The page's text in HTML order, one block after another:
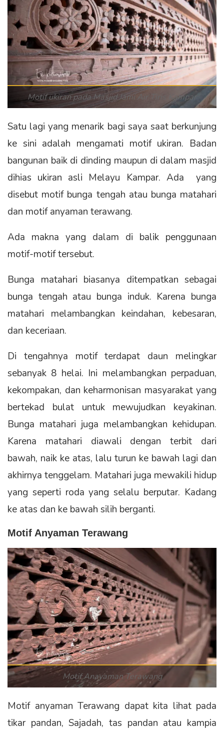
Motif ukiran pada Masjid Jami Air Tiris Kampar
Satu lagi yang menarik bagi saya saat berkunjung
ke sini adalah mengamati motif ukiran. Badan
bangunan baik di dinding maupun di dalam masjid
dihias ukiran asli Melayu Kampar. Ada yang
disebut motif bunga tengah atau bunga matahari
dan motif anyaman terawang.
Ada makna yang dalam di balik penggunaan
motif-motif tersebut.
Bunga matahari biasanya ditempatkan sebagai
bunga tengah atau bunga induk. Karena bunga
matahari melambangkan keindahan, kebesaran,
dan keceriaan.
Di tengahnya motif terdapat daun melingkar
sebanyak 8 helai. Ini melambangkan perpaduan,
kekompakan, dan keharmonisan masyarakat yang
bertekad bulat untuk mewujudkan keyakinan.
Bunga matahari juga melambangkan kehidupan.
Karena matahari diawali dengan terbit dari
bawah, naik ke atas, lalu turun ke bawah lagi dan
akhirnya tenggelam. Matahari juga mewakili hidup
yang seperti roda yang selalu berputar. Kadang
ke atas dan ke bawah silih berganti.
Motif Anyaman Terawang
Motif Anayaman Terawang
Motif anyaman Terawang dapat kita lihat pada
tikar pandan, Sajadah, tas pandan atau kampia